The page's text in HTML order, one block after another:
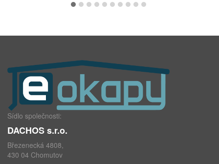
Sídlo společnosti:
DACHOS s.r.o.
Březenecká 4808,
430 04 Chomutov